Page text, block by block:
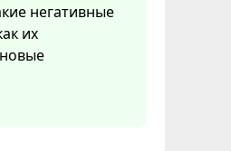
негативные
их